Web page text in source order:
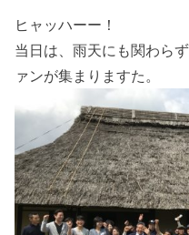
ヒャッハーー！
当日は、雨天にも関わら
ァンが集まりますた。